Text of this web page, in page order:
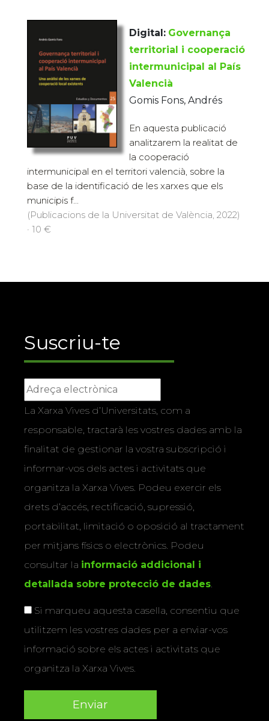
Digital: Governança
territorial i cooperació
intermunicipal al País
Valencià
Gomis Fons, Andrés
En aquesta publicació
analitzarem la realitat de
la cooperació
intermunicipal en el territori valencià, sobre la
base de la identificació de les xarxes que els
municipis f...
(Publicacions de la Universitat de València, 2022)
· 10 €
Suscriu-te
La Xarxa Vives d’Universitats, com a
responsable, tractarà les vostres dades amb la
finalitat de gestionar la vostra subscripció i
informar-vos dels actes i activitats que
organitza la Xarxa Vives. Podeu exercir els
drets d’accés, rectificació, supressió,
portabilitat, limitació o oposició al tractament
per mitjans físics o electrònics. Podeu
consultar la informació addicional i
detallada sobre protecció de dades.
Si marqueu aquesta casella, consentiu que
utilitzem les vostres dades per a enviar-vos
informació sobre els actes i activitats que
organitza la Xarxa Vives.